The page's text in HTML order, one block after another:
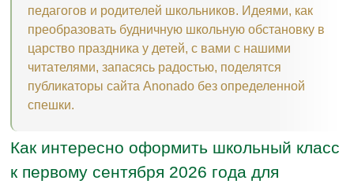
педагогов и родителей школьников. Идеями, как
преобразовать будничную школьную обстановку в
царство праздника у детей, с вами с нашими
читателями, запасясь радостью, поделятся
публикаторы сайта Anonado без определенной
спешки.
Как интересно оформить школьный класс
к первому сентября 2026 года для